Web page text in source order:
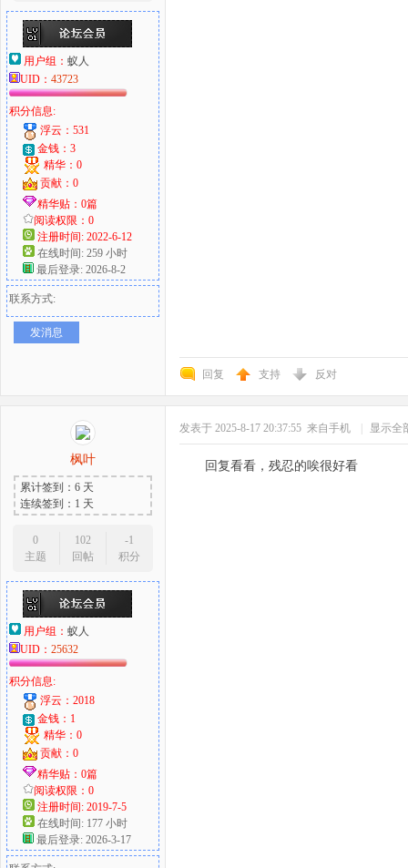
用户组： 蚁人
UID： 43723
积分信息:
浮云：531
金钱：3
精华：0
贡献：0
精华贴：0篇
阅读权限：0
注册时间: 2022-6-12
在线时间: 259 小时
最后登录: 2026-8-2
联系方式:
发消息
回复 支持 反对
枫叶
累计签到：6 天
连续签到：1 天
0
主题
102
回帖
-1
积分
用户组： 蚁人
UID： 25632
积分信息:
浮云：2018
金钱：1
精华：0
贡献：0
精华贴：0篇
阅读权限：0
注册时间: 2019-7-5
在线时间: 177 小时
最后登录: 2026-3-17
发表于 2025-8-17 20:37:55 来自手机 显示全
回复看看，残忍的唉很好看